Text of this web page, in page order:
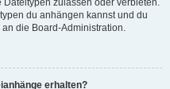
zulassen oder verbieten.
du anhängen kannst und du
die Board-Administration.
erhalten?